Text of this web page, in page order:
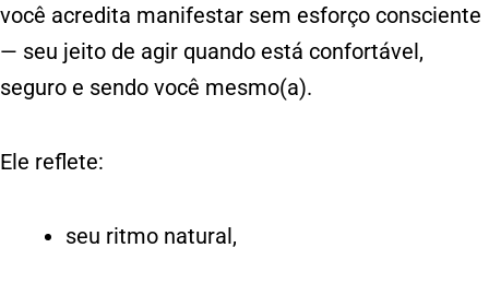
você acredita manifestar sem esforço consciente
— seu jeito de agir quando está confortável,
seguro e sendo você mesmo(a).
Ele reflete:
seu ritmo natural,